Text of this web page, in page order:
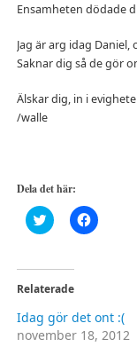
Ensamheten dödade
Jag är arg idag Daniel,
Saknar dig så de gör
Älskar dig, in i
/walle
Dela det här:
Klicka
för
Twitter
(Öppnas
i
ett
nytt
fönster)
Klicka
för
nytt
fönster)
Relaterade
Idag gör det ont :(
november 18, 2012